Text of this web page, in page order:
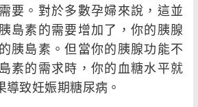
要。對於多數孕婦來說，這並
島素的需要增加了，你的胰腺
胰島素。但當你的胰腺功能不
素的需求時，你的血糖水平就
致妊娠期糖尿病。